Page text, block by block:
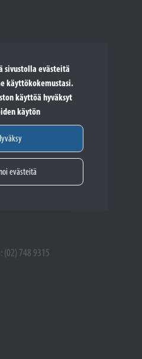
sivustolla evästeitä
käyttökokemustasi.
käyttöä hyväksyt
käytön
evästeitä
(02) 748 9315